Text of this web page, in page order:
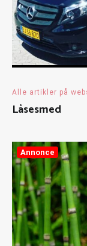
Alle artikler på
Låsesmed
Annonce